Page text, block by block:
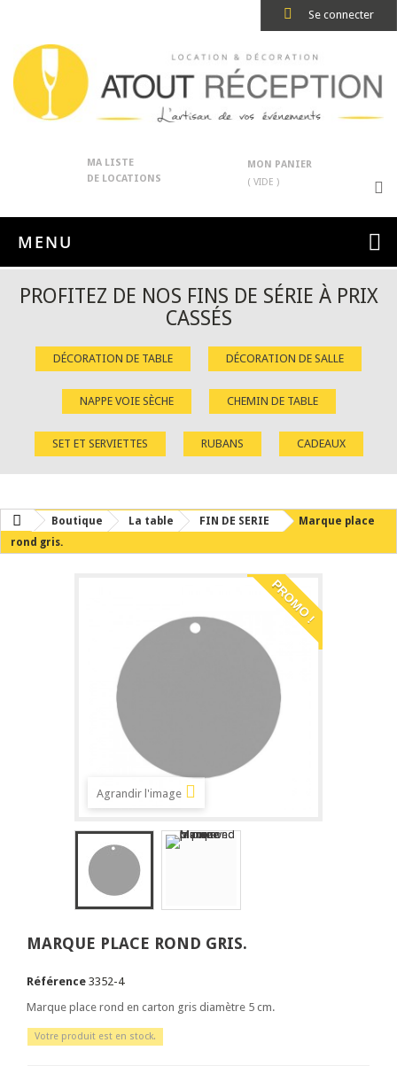
Se connecter
MA LISTE
DE LOCATIONS
MON PANIER
( VIDE )
MENU
PROFITEZ DE NOS FINS DE SÉRIE À PRIX
CASSÉS
DÉCORATION DE TABLE DÉCORATION DE SALLE
NAPPE VOIE SÈCHE CHEMIN DE TABLE
SET ET SERVIETTES RUBANS CADEAUX
Boutique La table FIN DE SERIE
Marque place
rond gris.
PROMO !
Agrandir l'image
MARQUE PLACE ROND GRIS.
Référence 3352-4
Marque place rond en carton gris diamètre 5 cm.
Votre produit est en stock.